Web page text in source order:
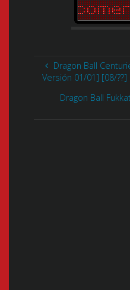
Dragon Ball
Versión 01/01] [08/??]
Dragon Ball